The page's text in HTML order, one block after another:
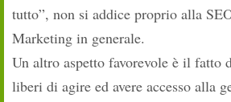
tutto”, non si addice proprio alla
Marketing in generale.
Un altro aspetto favorevole è il fatto
liberi di agire ed avere accesso alla